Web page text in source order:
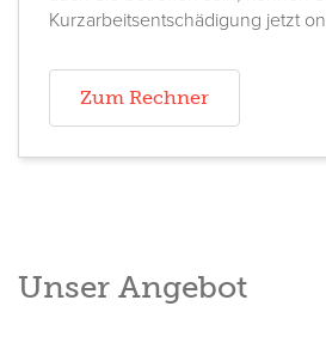
Kurzarbeitsentschädigung jetzt
Zum Rechner
Unser Angebot